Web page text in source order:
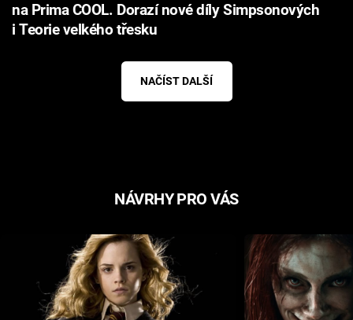
na Prima COOL. Dorazí nové díly Simpsonových
i Teorie velkého třesku
NAČÍST DALŠÍ
NÁVRHY PRO VÁS